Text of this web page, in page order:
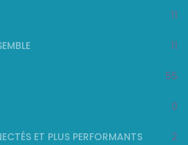
11
11
55
0
ET PLUS PERFORMANTS 2